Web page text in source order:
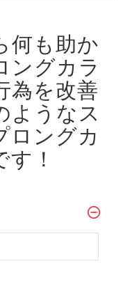
何も助か
ングカラ
為を改善
ようなス
ロングカ
！